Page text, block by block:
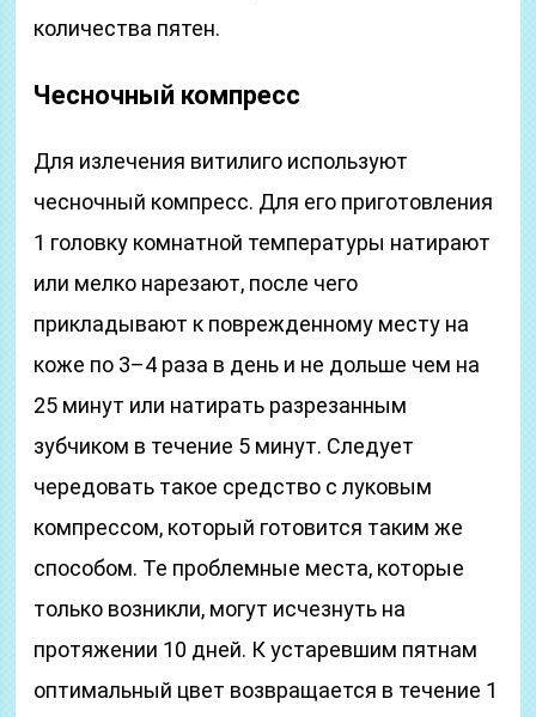
количества пятен.
Чесночный компресс
Для излечения витилиго используют
чесночный компресс. Для его приготовления
1 головку комнатной температуры натирают
или мелко нарезают, после чего
прикладывают к поврежденному месту на
коже по 3–4 раза в день и не дольше чем на
25 минут или натирать разрезанным
зубчиком в течение 5 минут. Следует
чередовать такое средство с луковым
компрессом, который готовится таким же
способом. Те проблемные места, которые
только возникли, могут исчезнуть на
протяжении 10 дней. К устаревшим пятнам
оптимальный цвет возвращается в течение 1